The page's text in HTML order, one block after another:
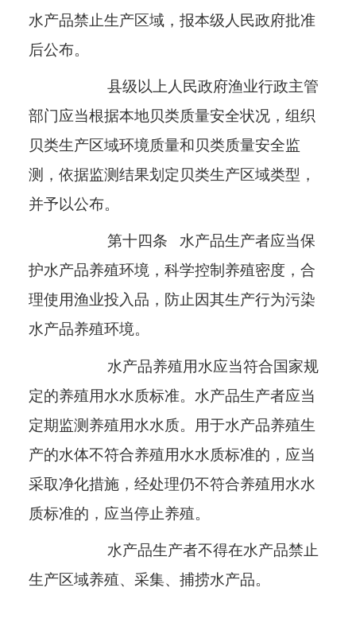
水产品禁止生产区域，报本级人民政府批准
后公布。
县级以上人民政府渔业行政主管
部门应当根据本地贝类质量安全状况，组织
贝类生产区域环境质量和贝类质量安全监
测，依据监测结果划定贝类生产区域类型，
并予以公布。
第十四条 水产品生产者应当保
护水产品养殖环境，科学控制养殖密度，合
理使用渔业投入品，防止因其生产行为污染
水产品养殖环境。
水产品养殖用水应当符合国家规
定的养殖用水水质标准。水产品生产者应当
定期监测养殖用水水质。用于水产品养殖生
产的水体不符合养殖用水水质标准的，应当
采取净化措施，经处理仍不符合养殖用水水
质标准的，应当停止养殖。
水产品生产者不得在水产品禁止
生产区域养殖、采集、捕捞水产品。